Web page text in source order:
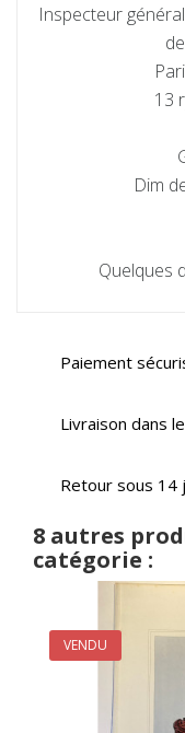
Inspecteur
13
Dim
Quelques
Paiement
Livraison dans
Retour sous 14
8 autres
catégorie :
VENDU